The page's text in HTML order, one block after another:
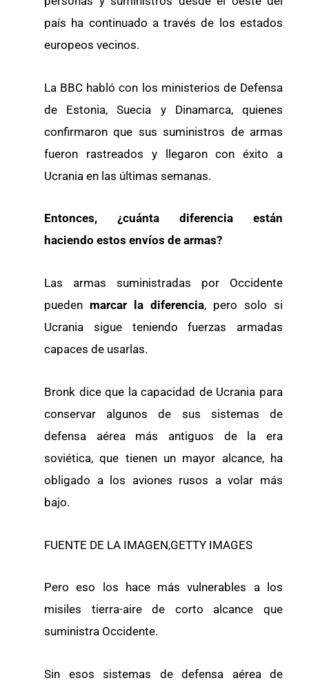
país ha continuado a través de los estados
europeos vecinos.
La BBC habló con los ministerios de Defensa
de Estonia, Suecia y Dinamarca, quienes
confirmaron que sus suministros de armas
fueron rastreados y llegaron con éxito a
Ucrania en las últimas semanas.
Entonces, ¿cuánta diferencia están
haciendo estos envíos de armas?
Las armas suministradas por Occidente
pueden marcar la diferencia, pero solo si
Ucrania sigue teniendo fuerzas armadas
capaces de usarlas.
Bronk dice que la capacidad de Ucrania para
conservar algunos de sus sistemas de
defensa aérea más antiguos de la era
soviética, que tienen un mayor alcance, ha
obligado a los aviones rusos a volar más
bajo.
FUENTE DE LA IMAGEN,GETTY IMAGES
Pero eso los hace más vulnerables a los
misiles tierra-aire de corto alcance que
suministra Occidente.
Sin esos sistemas de defensa aérea de